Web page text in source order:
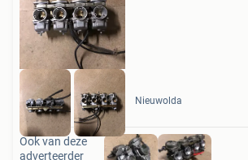
Nieuwolda
Ook van deze
adverteerder